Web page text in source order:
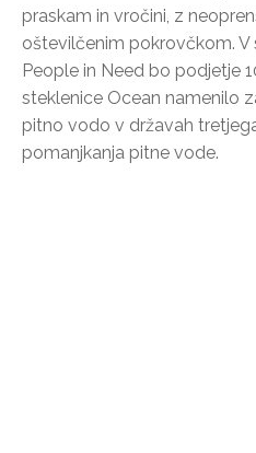
praskam in vročini, z
oštevilčenim pokrovčkom.
People in Need bo podjetje
steklenice Ocean namenilo
pitno vodo v državah
pomanjkanja pitne vode.